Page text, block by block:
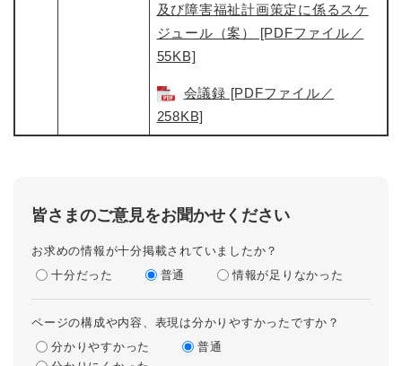
及び障害福祉計画策定に係るスケ
ジュール（案） [PDFファイル／
55KB]
会議録 [PDFファイル／
258KB]
皆さまのご意見をお聞かせください
お求めの情報が十分掲載されていましたか？
十分だった
普通 情報が足りなかった
ページの構成や内容、表現は分かりやすかったですか？
分かりやすかった
普通